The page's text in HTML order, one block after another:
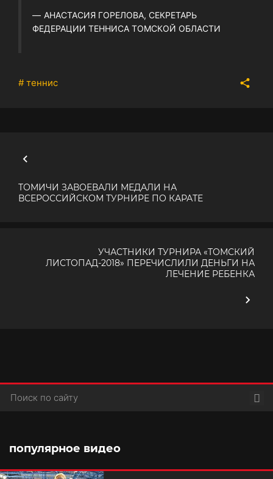
АНАСТАСИЯ ГОРЕЛОВА, СЕКРЕТАРЬ
ФЕДЕРАЦИИ ТЕННИСА ТОМСКОЙ ОБЛАСТИ
# теннис
ТОМИЧИ ЗАВОЕВАЛИ МЕДАЛИ НА
ВСЕРОССИЙСКОМ ТУРНИРЕ ПО КАРАТЕ
УЧАСТНИКИ ТУРНИРА «ТОМСКИЙ
ЛИСТОПАД-2018» ПЕРЕЧИСЛИЛИ ДЕНЬГИ НА
ЛЕЧЕНИЕ РЕБЕНКА
популярное видео